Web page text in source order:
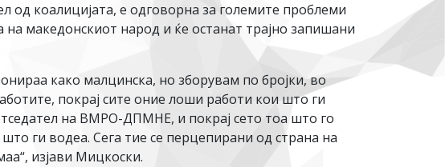
од коалицијата, е одговорна за големите проблеми
македонскиот народ и ќе останат трајно запишани
како малцинска, но зборувам по бројки, во
покрај сите оние лоши работи кои што ги
на ВМРО-ДПМНЕ, и покрај сето тоа што го
ги водеа. Сега тие се перцепирани од страна на
изјави Мицкоски.